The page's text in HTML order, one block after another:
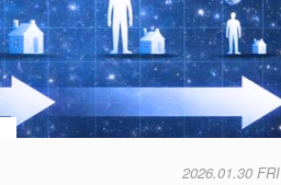
2026.01.30 FRI